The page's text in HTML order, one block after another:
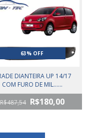
63% OFF
DIANTEIRA UP 14/17
COM FURO DE MIL......
R$487,54 R$180,00